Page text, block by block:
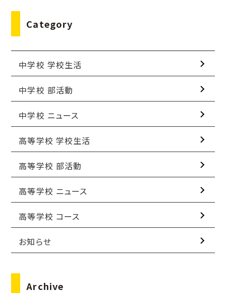
Category
中学校 学校生活
中学校 部活動
中学校 ニュース
高等学校 学校生活
高等学校 部活動
高等学校 ニュース
高等学校 コース
お知らせ
Archive